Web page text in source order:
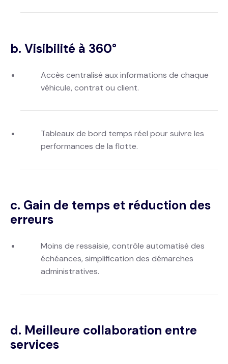
b. Visibilité à 360°
Accès centralisé aux informations de chaque
véhicule, contrat ou client.
Tableaux de bord temps réel pour suivre les
performances de la flotte.
c. Gain de temps et réduction des
erreurs
Moins de ressaisie, contrôle automatisé des
échéances, simplification des démarches
administratives.
d. Meilleure collaboration entre
services